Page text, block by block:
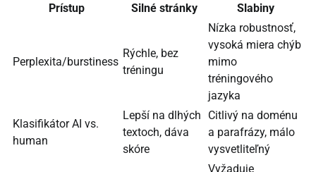
Prístup Silné stránky Slabiny
Perplexita/burstiness
Rýchle, bez
tréningu
Nízka robustnosť,
vysoká miera chýb
mimo
tréningového
jazyka
Klasifikátor AI vs.
human
Lepší na dlhých
textoch, dáva
skóre
Citlivý na doménu
a parafrázy, málo
vysvetliteľný
Vyžaduje